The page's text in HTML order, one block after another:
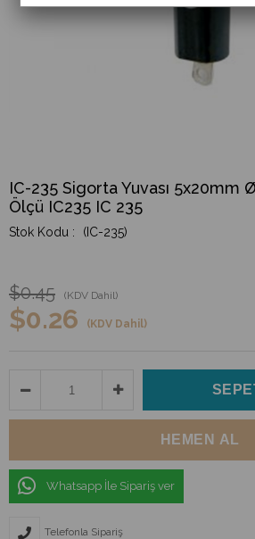
IC-235 Sigorta Yuvası 5x20mm
Ölçü IC235 IC 235
(IC-235)
$0.45 (KDV Dahil)
$0.26 (KDV Dahil)
Whatsapp İle Sipariş ver
Telefonla Sipariş